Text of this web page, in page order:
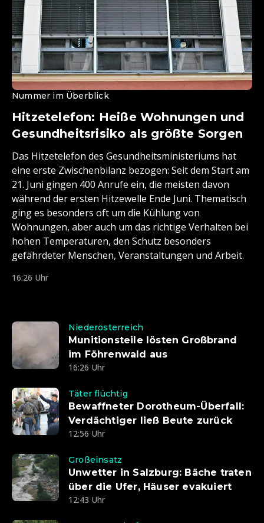
Nummer im Überblick
Hitzetelefon: Heiße Wohnungen und
Gesundheitsrisiko als größte Sorgen
Das Hitzetelefon des Gesundheitsministeriums hat
eine erste Zwischenbilanz bezogen: Seit dem Start am
21. Juni gingen 400 Anrufe ein, die meisten davon
während der ersten Hitzewelle Ende Juni. Thematisch
ging es besonders oft um die Kühlung von
Wohnungen, aber auch um das richtige Verhalten bei
hohen Temperaturen, den Schutz besonders
gefährdeter Menschen, Veranstaltungen und Arbeit.
16:26 Uhr
Niederösterreich
Munitionsteile lösten Großbrand
im Föhrenwald aus
16:26 Uhr
Täter flüchtig
Bewaffneter Dorotheum-Überfall:
Verdächtiger ließ Beute zurück
12:56 Uhr
Großeinsatz
Unwetter in Salzburg: Bäche traten
über die Ufer, Häuser evakuiert
12:43 Uhr